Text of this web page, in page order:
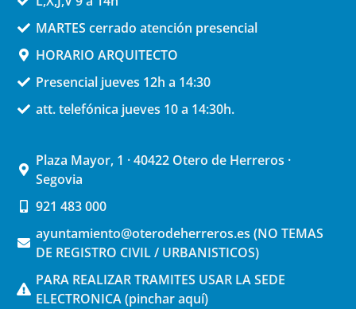
MARTES cerrado atención presencial
HORARIO ARQUITECTO
Presencial jueves 12h a 14:30
att. telefónica jueves 10 a 14:30h.
Plaza Mayor, 1 · 40422 Otero de Herreros ·
Segovia
921 483 000
ayuntamiento@oterodeherreros.es (NO TEMAS
DE REGISTRO CIVIL / URBANISTICOS)
PARA REALIZAR TRAMITES USAR LA SEDE
ELECTRONICA (pinchar aquí)